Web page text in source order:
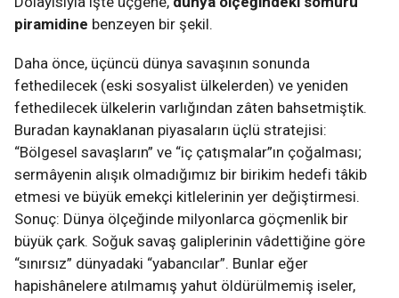
piramidine benzeyen bir şekil.
Daha önce, üçüncü dünya savaşının sonunda
fethedilecek (eski sosyalist ülkelerden) ve yeniden
fethedilecek ülkelerin varlığından zâten bahsetmiştik.
Buradan kaynaklanan piyasaların üçlü stratejisi:
“Bölgesel savaşların” ve “iç çatışmalar”ın çoğalması;
sermâyenin alışık olmadığımız bir birikim hedefi tâkib
etmesi ve büyük emekçi kitlelerinin yer değiştirmesi.
Sonuç: Dünya ölçeğinde milyonlarca göçmenlik bir
büyük çark. Soğuk savaş galiplerinin vâdettiğine göre
“sınırsız” dünyadaki “yabancılar”. Bunlar eğer
hapishânelere atılmamış yahut öldürülmemiş iseler,